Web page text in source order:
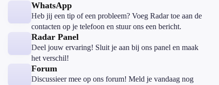
WhatsApp
Heb jij een tip of een probleem? Voeg Radar toe aan de
contacten op je telefoon en stuur ons een bericht.
Radar Panel
Deel jouw ervaring! Sluit je aan bij ons panel en maak
het verschil!
Forum
Discussieer mee op ons forum! Meld je vandaag nog